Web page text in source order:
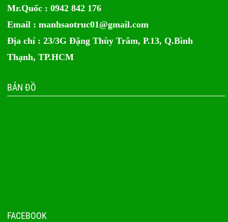
Mr.Quốc : 0942 842 176
Email :manhsaotruc01@gmail.com
Địa chỉ : 23/3G Đặng Thùy Trâm, P.13, Q.Bình
Thạnh, TP.HCM
BẢN ĐỒ
FACEBOOK